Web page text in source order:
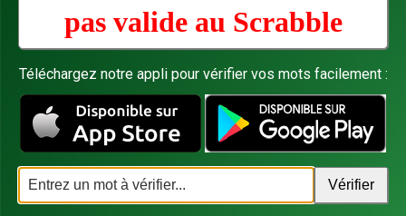
pas valide au Scrabble
Téléchargez notre appli pour vérifier vos mots facilement :